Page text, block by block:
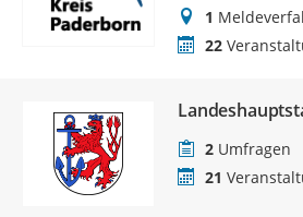
1
22
2 Umfragen
21